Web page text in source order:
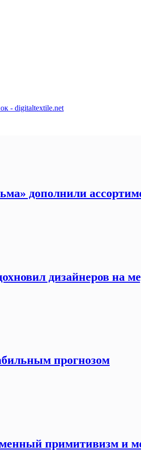
- digitaltextile.net
дополнили
дизайнеров на
прогнозом
примитивизм и